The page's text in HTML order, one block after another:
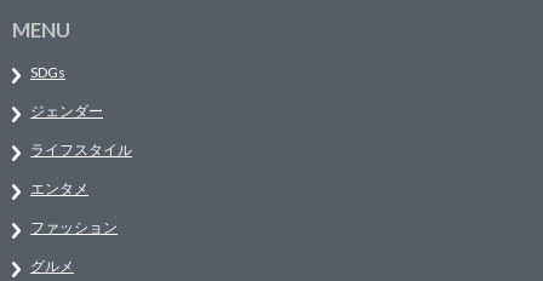
MENU
SDGs
ジェンダー
ライフスタイル
エンタメ
ファッション
グルメ